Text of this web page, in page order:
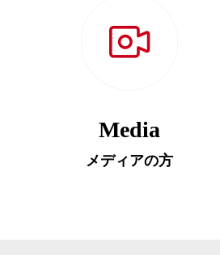
Media
メディアの方